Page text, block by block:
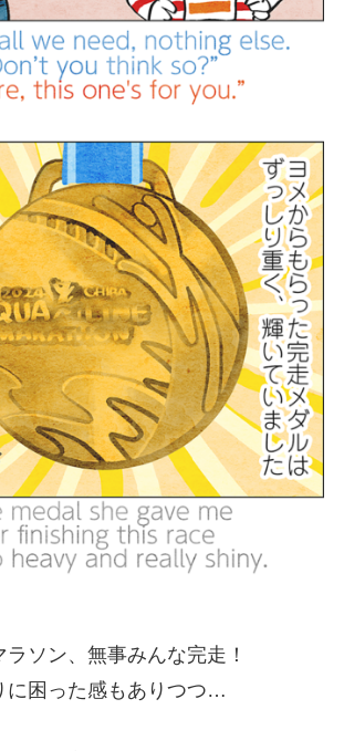
ソン、無事みんな完走！
に困った感もありつつ…